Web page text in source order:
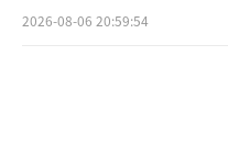
不止旱田玉米
2026-08-06 20:59:54